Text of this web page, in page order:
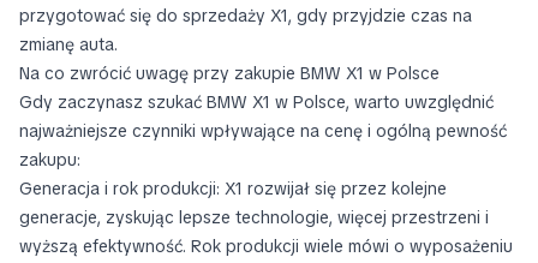
przygotować się do sprzedaży X1, gdy przyjdzie czas na
zmianę auta.
Na co zwrócić uwagę przy zakupie BMW X1 w Polsce
Gdy zaczynasz szukać BMW X1 w Polsce, warto uwzględnić
najważniejsze czynniki wpływające na cenę i ogólną pewność
zakupu:
Generacja i rok produkcji: X1 rozwijał się przez kolejne
generacje, zyskując lepsze technologie, więcej przestrzeni i
wyższą efektywność. Rok produkcji wiele mówi o wyposażeniu